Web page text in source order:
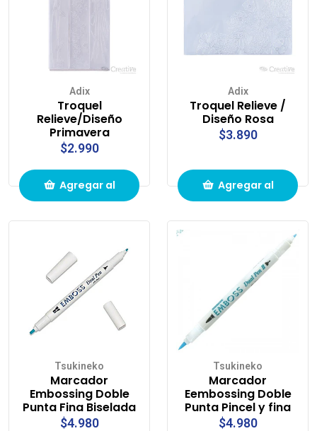
Adix
Troquel
Relieve/Diseño
Primavera
$2.990
Agregar al
compras
Adix
Troquel Relieve /
Diseño Rosa
$3.890
Agregar al
Tsukineko
Marcador
Embossing Doble
Punta Fina Biselada
$4.980
Tsukineko
Marcador
Eembossing Doble
Punta Pincel y fina
$4.980